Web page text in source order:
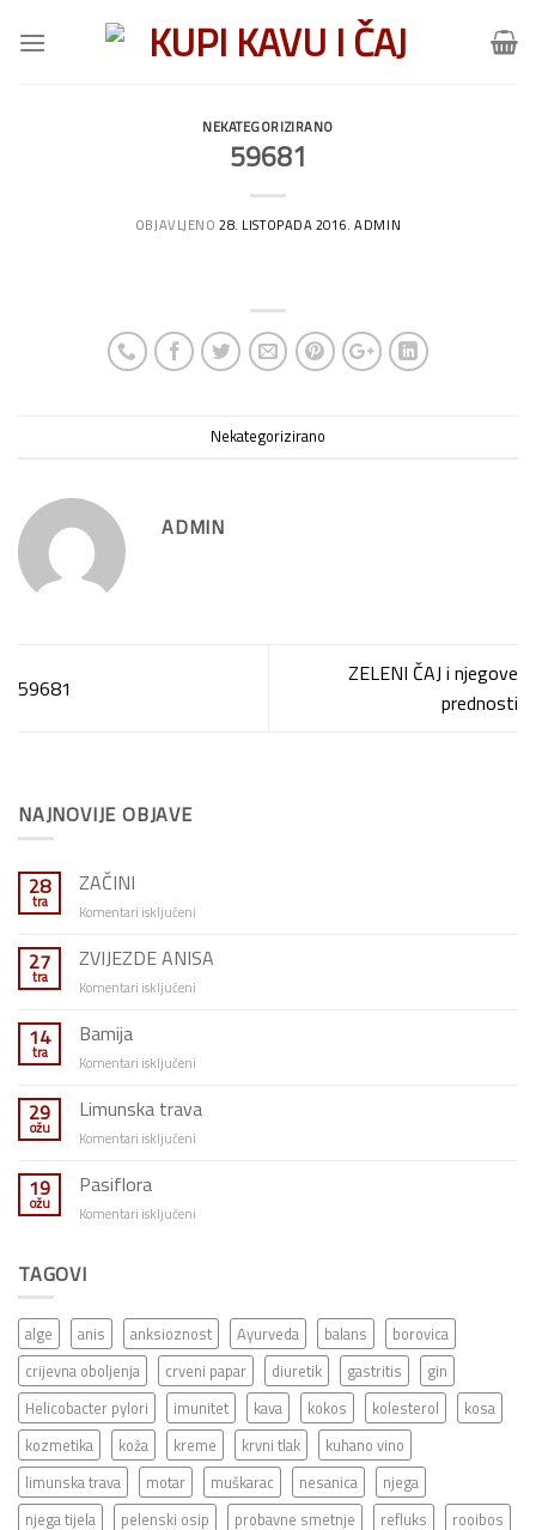
NEKATEGORIZIRANO
59681
OBJAVLJENO28. LISTOPADA 2016. ADMIN
Nekategorizirano
ADMIN
59681
ZELENI ČAJ i njegove
prednosti
NAJNOVIJE OBJAVE
28
tra
ZAČINI
Komentari isključeni
27
tra
ZVIJEZDE ANISA
Komentari isključeni
14
tra
Bamija
Komentari isključeni
29
ožu
Limunska trava
Komentari isključeni
19
ožu
Pasiflora
Komentari isključeni
TAGOVI
alge anis anksioznost Ayurveda balans
borovica
crijevna oboljenja
crveni papar diuretik gastritis
gin
Helicobacter pylori
imunitet kava kokos kolesterol
kosa
kozmetika
koža kreme krvni tlak
kuhano vino
limunska trava
motar muškarac nesanica
njega
njega tijela
pelenski osip probavne smetnje refluks
rooibos